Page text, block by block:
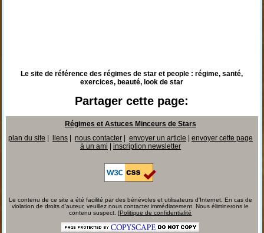
Le site de référence des régimes de star et people : régime, santé,
exercices, beauté, look de star
Partager cette page:
Régimes et Astuces Minceurs de Stars
plan du site
liens| nous contacter| envoyer un article
envoyer cette page
à un ami
inscription newsletter
Le contenu de ce site a été facilité par des bénévoles et utilisateurs d'Internet. En cas de
violation de droits d'auteur, veuillez nous contacter immédiatement. Nous éliminerons le
contenu suspect. [Politique de confidentialité